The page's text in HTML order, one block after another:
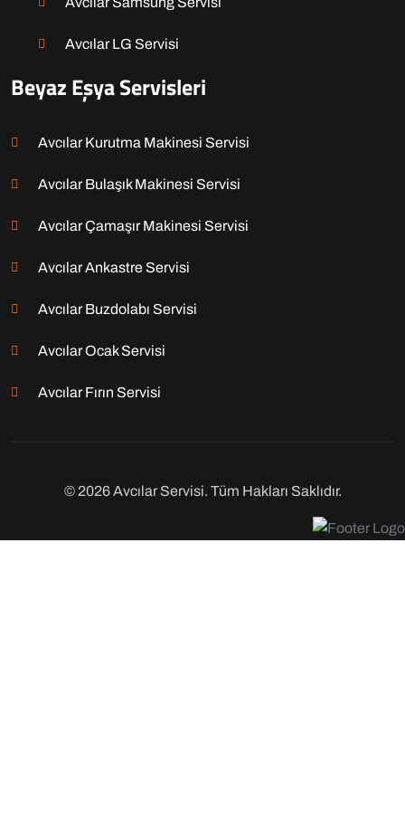
Avcılar LG Servisi
Beyaz Eşya Servisleri
Avcılar Kurutma Makinesi Servisi
Avcılar Bulaşık Makinesi Servisi
Avcılar Çamaşır Makinesi Servisi
Avcılar Ankastre Servisi
Avcılar Buzdolabı Servisi
Avcılar Ocak Servisi
Avcılar Fırın Servisi
© 2026 Avcılar Servisi. Tüm Hakları Saklıdır.